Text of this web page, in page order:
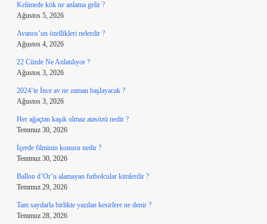
Kelimede kök ne anlama gelir ?
Ağustos 5, 2026
Avanos’un özellikleri nelerdir ?
Ağustos 4, 2026
22 Cüzde Ne Anlatılıyor ?
Ağustos 3, 2026
2024’te İnce av ne zaman başlayacak ?
Ağustos 3, 2026
Her ağaçtan kaşık olmaz atasözü nedir ?
Temmuz 30, 2026
İçerde filminin konusu nedir ?
Temmuz 30, 2026
Ballon d’Or’u alamayan futbolcular kimlerdir ?
Temmuz 29, 2026
Tam sayılarla birlikte yazılan kesirlere ne denir ?
Temmuz 28, 2026